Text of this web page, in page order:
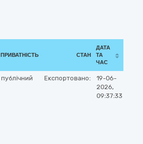
ПРИВАТНІСТЬ СТАН
ДАТА
ТА
ЧАС
публічний Експортовано:
19-06-
2026,
09:37:33